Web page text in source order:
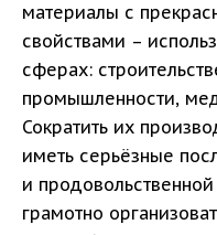
материалы с
свойствами –
сферах:
промышленности,
Сократить их
иметь серьёзные
и
грамотно